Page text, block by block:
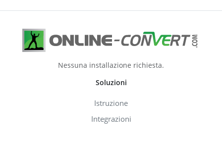
Nessuna installazione richiesta.
Soluzioni
Istruzione
Integrazioni